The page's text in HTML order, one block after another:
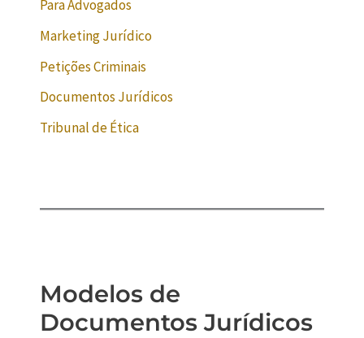
Para Advogados
Marketing Jurídico
Petições Criminais
Documentos Jurídicos
Tribunal de Ética
Modelos de
Documentos Jurídicos